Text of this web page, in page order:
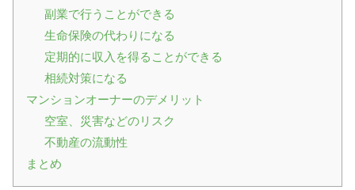
副業で行うことができる
生命保険の代わりになる
定期的に収入を得ることができる
相続対策になる
マンションオーナーのデメリット
空室、災害などのリスク
不動産の流動性
まとめ